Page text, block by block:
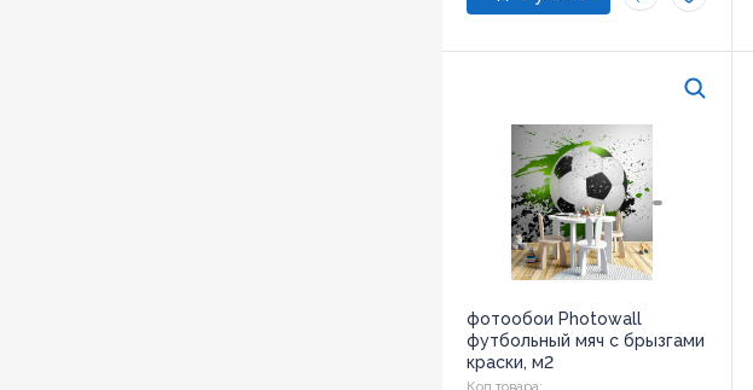
фотообои Photowall
футбольный мяч с брызгами
краски, м2
Код товара: